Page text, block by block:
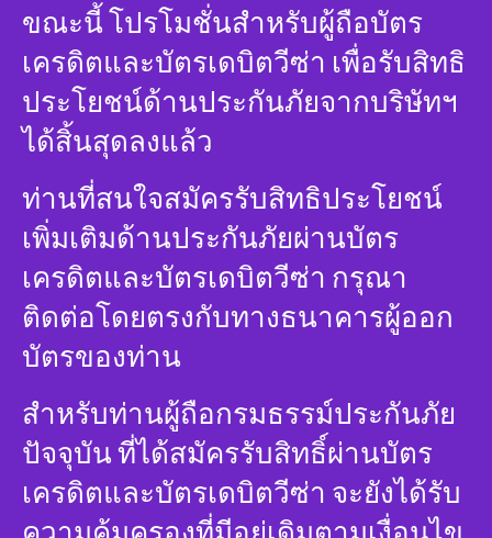
ขณะนี้ โปรโมชั่นสำหรับผู้ถือบัตร
เครดิตและบัตรเดบิตวีซ่า เพื่อรับสิทธิ
ประโยชน์ด้านประกันภัยจากบริษัทฯ
ได้สิ้นสุดลงแล้ว
ท่านที่สนใจสมัครรับสิทธิประโยชน์
เพิ่มเติมด้านประกันภัยผ่านบัตร
เครดิตและบัตรเดบิตวีซ่า กรุณา
ติดต่อโดยตรงกับทางธนาคารผู้ออก
บัตรของท่าน
สำหรับท่านผู้ถือกรมธรรม์ประกันภัย
ปัจจุบัน ที่ได้สมัครรับสิทธิ์ผ่านบัตร
เครดิตและบัตรเดบิตวีซ่า จะยังได้รับ